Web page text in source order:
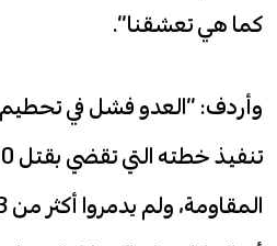
كما هي تعشقنا”.
وأردف: “العدو فشل في تحطيم